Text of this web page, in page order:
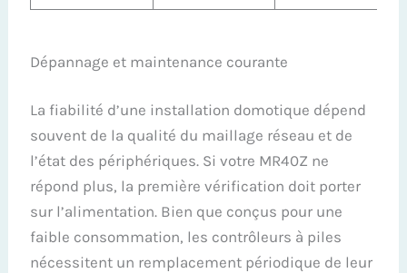
Dépannage et maintenance courante
La fiabilité d’une installation domotique dépend
souvent de la qualité du maillage réseau et de
l’état des périphériques. Si votre MR40Z ne
répond plus, la première vérification doit porter
sur l’alimentation. Bien que conçus pour une
faible consommation, les contrôleurs à piles
nécessitent un remplacement périodique de leur